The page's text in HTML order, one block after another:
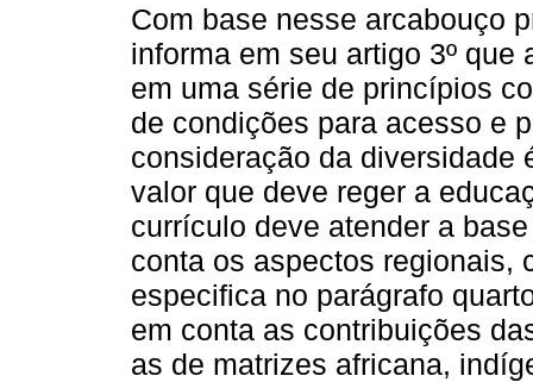
Com base nesse arcabouço
informa em seu artigo 3º
em uma série de princípios
de condições para acesso e
consideração da diversidade
valor que deve reger a
currículo deve atender a
conta os aspectos regionais,
especifica no parágrafo
em conta as contribuições
as de matrizes africana,